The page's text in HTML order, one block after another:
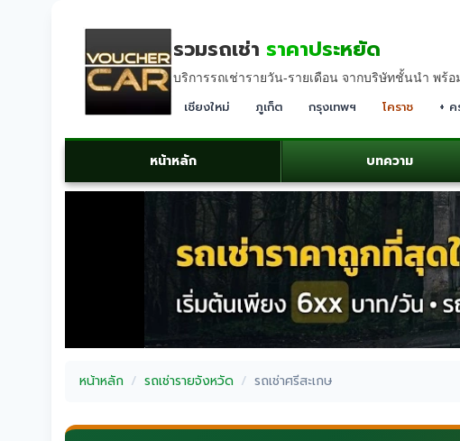
รวมรถเช่า ราคาประหยัด
บริการรถเช่ารายวัน-รายเดือน จากบริษัทชั้นนำ พร้
เชียงใหม่ ภูเก็ต กรุงเทพฯ โคราช +
หน้าหลัก บทความ
หน้าหลัก รถเช่ารายจังหวัด รถเช่าศรีสะเกษ